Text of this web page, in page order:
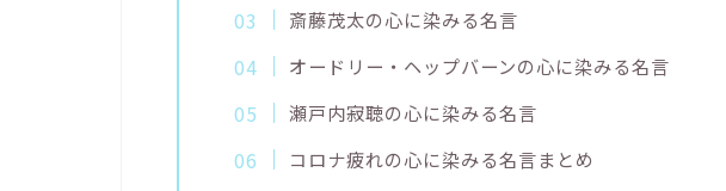
斎藤茂太の心に染みる名言
オードリー・ヘップバーンの心に染みる名言
瀬戸内寂聴の心に染みる名言
コロナ疲れの心に染みる名言まとめ